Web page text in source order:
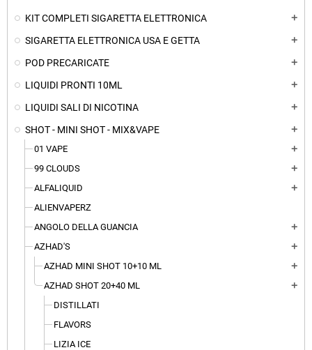
KIT COMPLETI SIGARETTA ELETTRONICA
add
SIGARETTA ELETTRONICA USA E GETTA add
POD PRECARICATE add
LIQUIDI PRONTI 10ML add
LIQUIDI SALI DI NICOTINA add
SHOT - MINI SHOT - MIX&VAPE add
01 VAPE add
99 CLOUDS add
ALFALIQUID add
ALIENVAPERZ
ANGOLO DELLA GUANCIA
add
AZHAD'S add
AZHAD MINI SHOT 10+10 ML add
AZHAD SHOT 20+40 ML add
DISTILLATI
FLAVORS
LIZIA ICE